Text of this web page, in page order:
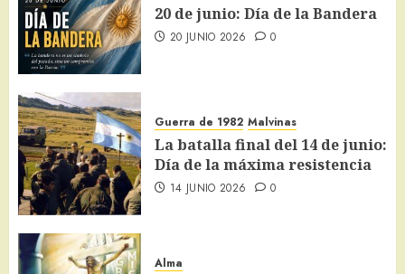
20 de junio: Día de la Bandera
20 JUNIO 2026 0
Guerra de 1982 Malvinas
La batalla final del 14 de junio:
Día de la máxima resistencia
14 JUNIO 2026 0
Alma